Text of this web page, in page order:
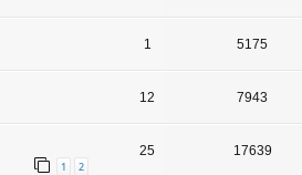
1 5175
12 7943
1 2
25 17639